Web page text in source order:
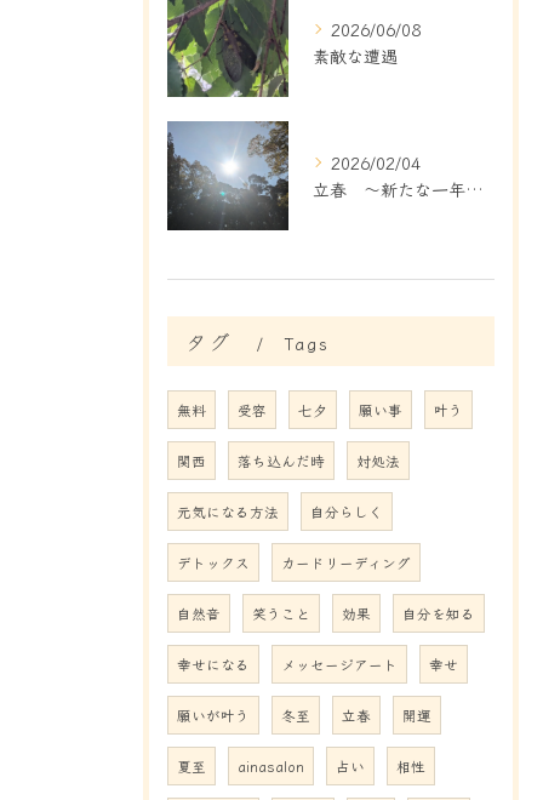
2026/06/08
素敵な遭遇
2026/02/04
立春 ～新たな一年のはじまりです～
タグ Tags
無料 受容 七夕 願い事 叶う
関西 落ち込んだ時 対処法
元気になる方法 自分らしく
デトックス カードリーディング
自然音 笑うこと 効果 自分を知る
幸せになる メッセージアート 幸せ
願いが叶う 冬至 立春 開運
夏至 ainasalon 占い 相性